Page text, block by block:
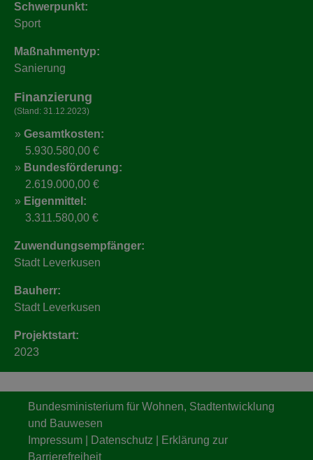
Schwerpunkt:
Sport
Maßnahmentyp:
Sanierung
Finanzierung
(Stand: 31.12.2023)
Gesamtkosten:
5.930.580,00 €
Bundesförderung:
2.619.000,00 €
Eigenmittel:
3.311.580,00 €
Zuwendungsempfänger:
Stadt Leverkusen
Bauherr:
Stadt Leverkusen
Projektstart:
2023
Bundesministerium für Wohnen, Stadtentwicklung
und Bauwesen
Impressum
Datenschutz
Erklärung zur
Barrierefreiheit